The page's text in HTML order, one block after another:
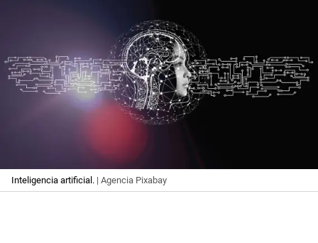
Inteligencia artificial. | Agencia Pixabay